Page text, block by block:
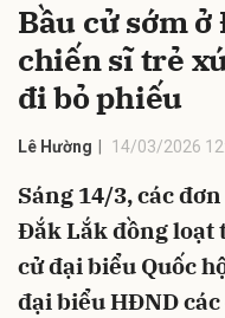
Bầu cử sớm
chiến sĩ trẻ
đi bỏ phiếu
Lê Hường 14/03/2026
Sáng 14/3, các
Đắk Lắk đồng loạt
cử đại biểu Quốc
đại biểu HĐND